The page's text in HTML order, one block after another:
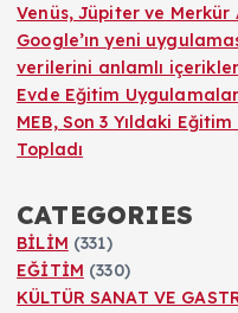
Venüs, Jüpiter ve Merkür
Google’ın yeni
verilerini anlamlı
Evde Eğitim
MEB, Son 3 Yıldaki
Topladı
CATEGORIES
BİLİM (331)
EĞİTİM (330)
KÜLTÜR SANAT VE